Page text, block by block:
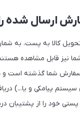
ارسال شده
کالا به پست، به
نیز قابل مشاهده
شما گذشته است و
پیامکی و یا...)